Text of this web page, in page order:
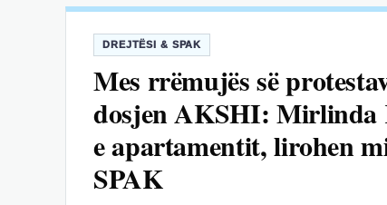
DREJTËSI & SPAK
Mes rrëmujës së
dosjen AKSHI: Mirlinda
e apartamentit, lirohen
SPAK